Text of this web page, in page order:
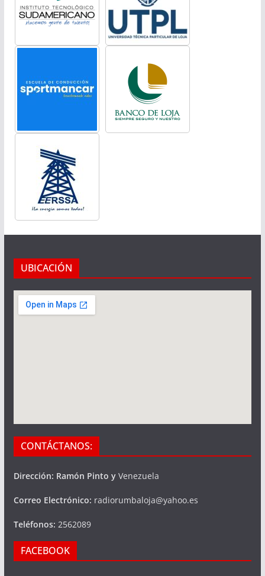
UBICACIÓN
CONTÁCTANOS:
Dirección: Ramón Pinto yVenezuela
Correo Electrónico: radiorumbaloja@yahoo.es
Teléfonos: 2562089
FACEBOOK